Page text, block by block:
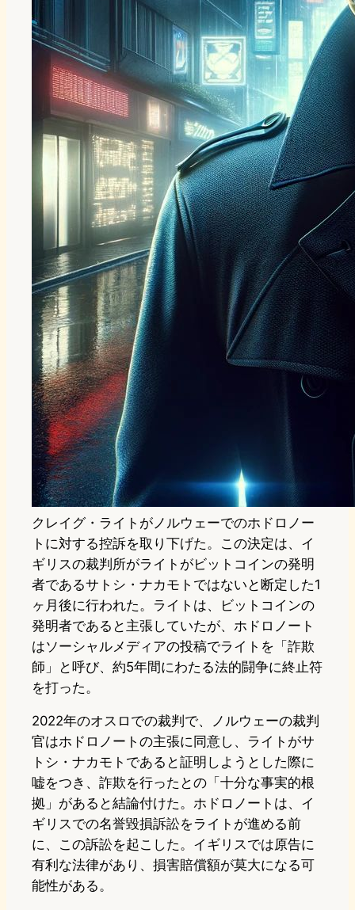
クレイグ・ライトがノルウェーでのホドロノー
トに対する控訴を取り下げた。この決定は、イ
ギリスの裁判所がライトがビットコインの発明
者であるサトシ・ナカモトではないと断定した1
ヶ月後に行われた。ライトは、ビットコインの
発明者であると主張していたが、ホドロノート
はソーシャルメディアの投稿でライトを「詐欺
師」と呼び、約5年間にわたる法的闘争に終止符
を打った。
2022年のオスロでの裁判で、ノルウェーの裁判
官はホドロノートの主張に同意し、ライトがサ
トシ・ナカモトであると証明しようとした際に
嘘をつき、詐欺を行ったとの「十分な事実的根
拠」があると結論付けた。ホドロノートは、イ
ギリスでの名誉毀損訴訟をライトが進める前
に、この訴訟を起こした。イギリスでは原告に
有利な法律があり、損害賠償額が莫大になる可
能性がある。